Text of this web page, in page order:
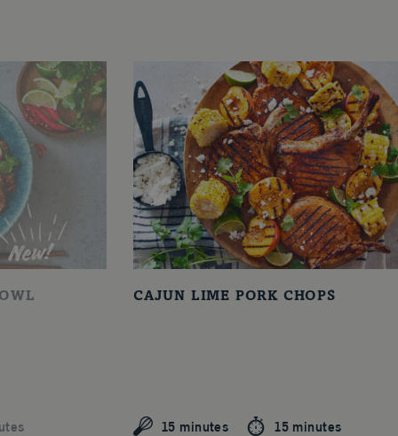
CAJUN LIME PORK CHOPS
15 minutes 15 minutes